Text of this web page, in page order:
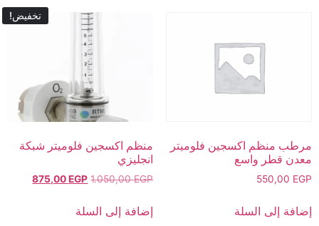
مرطب منظم اكسجين فلوميتر
معدن قطر واسع
550,00EGP
إضافة إلى السلة
تخفيض!
منظم اكسجين فلوميتر شبكة
انجليزي
1.050,00EGP
875,00EGP
إضافة إلى السلة